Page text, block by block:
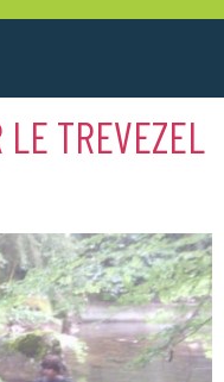
LE TREVEZEL